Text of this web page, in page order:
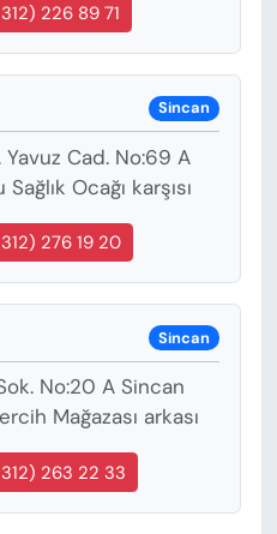
226 89 71
Sincan
Cad. No:69 A
Ocağı karşısı
276 19 20
Sincan
No:20 A Sincan
Mağazası arkası
263 22 33